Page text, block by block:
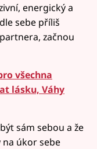
energický a
sebe příliš
začnou
všechna
lásku, Váhy
sám sebou a že
úkor sebe